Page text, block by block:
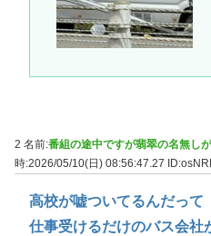
2 名前:番組の途中ですが翡翠の名無し
時:2026/05/10(日) 08:56:47.27
高校が嘘ついてるんだって
仕事受けるだけのバス会社